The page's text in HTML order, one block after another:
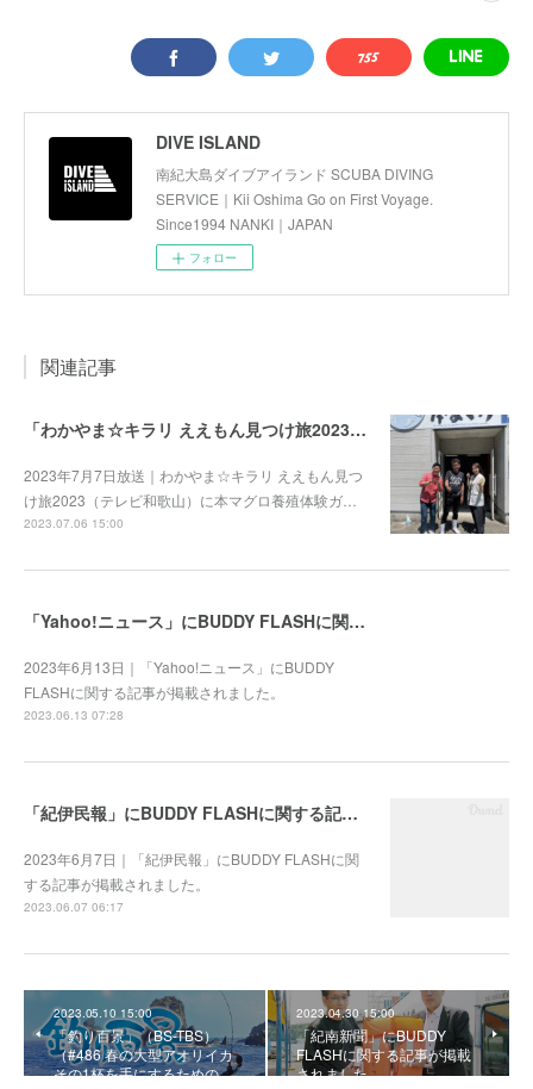
DIVE ISLAND
南紀大島ダイブアイランド SCUBA DIVING
SERVICE｜Kii Oshima Go on First Voyage.
Since1994 NANKI｜JAPAN
フォロー
関連記事
「わかやま☆キラリ ええもん見つけ旅2023」（テレビ和歌山）に本マグロ養殖体験ガイドとして出演させて頂きました。
2023年7月7日放送｜わかやま☆キラリ ええもん見つ
け旅2023（テレビ和歌山）に本マグロ養殖体験ガ…
2023.07.06 15:00
「Yahoo!ニュース」にBUDDY FLASHに関する記事が掲載されました。
2023年6月13日｜「Yahoo!ニュース」にBUDDY
FLASHに関する記事が掲載されました。
2023.06.13 07:28
「紀伊民報」にBUDDY FLASHに関する記事が掲載されました。
2023年6月7日｜「紀伊民報」にBUDDY FLASHに関
する記事が掲載されました。
2023.06.07 06:17
2023.05.10 15:00
「釣り百景」（BS-TBS）
（#486 春の大型アオリイカ
その1杯を手にするための…
2023.04.30 15:00
「紀南新聞」にBUDDY
FLASHに関する記事が掲載
されました。